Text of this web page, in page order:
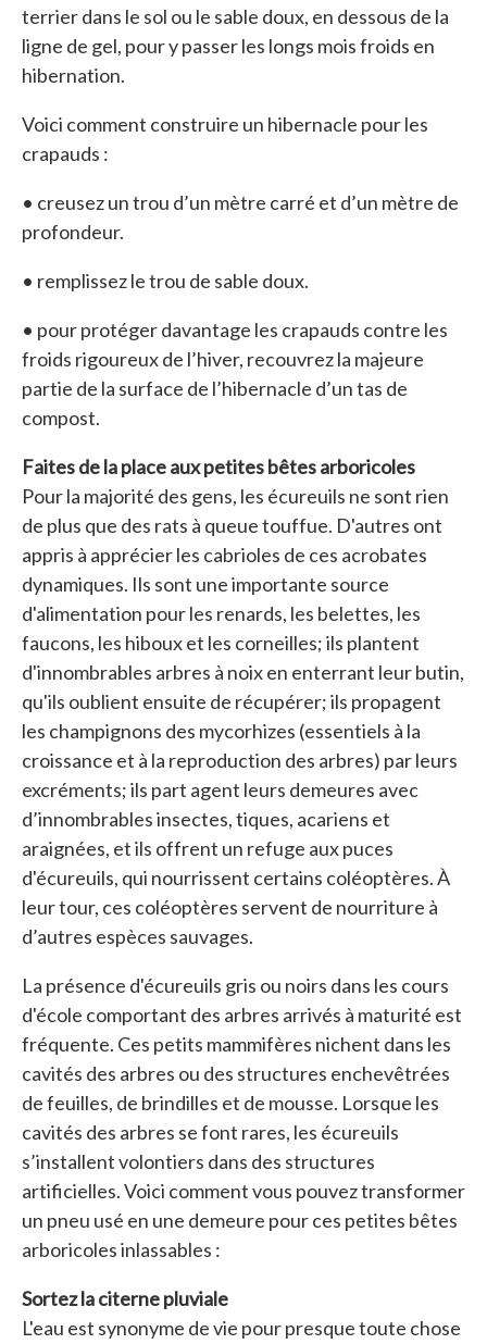
terrier dans le sol ou le sable doux, en dessous de la
ligne de gel, pour y passer les longs mois froids en
hibernation.
Voici comment construire un hibernacle pour les
crapauds :
• creusez un trou d’un mètre carré et d’un mètre de
profondeur.
• remplissez le trou de sable doux.
• pour protéger davantage les crapauds contre les
froids rigoureux de l’hiver, recouvrez la majeure
partie de la surface de l’hibernacle d’un tas de
compost.
Faites de la place aux petites bêtes arboricoles
Pour la majorité des gens, les écureuils ne sont rien
de plus que des rats à queue touffue. D'autres ont
appris à apprécier les cabrioles de ces acrobates
dynamiques. Ils sont une importante source
d'alimentation pour les renards, les belettes, les
faucons, les hiboux et les corneilles; ils plantent
d'innombrables arbres à noix en enterrant leur butin,
qu'ils oublient ensuite de récupérer; ils propagent
les champignons des mycorhizes (essentiels à la
croissance et à la reproduction des arbres) par leurs
excréments; ils part agent leurs demeures avec
d’innombrables insectes, tiques, acariens et
araignées, et ils offrent un refuge aux puces
d'écureuils, qui nourrissent certains coléoptères. À
leur tour, ces coléoptères servent de nourriture à
d’autres espèces sauvages.
La présence d'écureuils gris ou noirs dans les cours
d'école comportant des arbres arrivés à maturité est
fréquente. Ces petits mammifères nichent dans les
cavités des arbres ou des structures enchevêtrées
de feuilles, de brindilles et de mousse. Lorsque les
cavités des arbres se font rares, les écureuils
s’installent volontiers dans des structures
artificielles. Voici comment vous pouvez transformer
un pneu usé en une demeure pour ces petites bêtes
arboricoles inlassables :
Sortez la citerne pluviale
L'eau est synonyme de vie pour presque toute chose